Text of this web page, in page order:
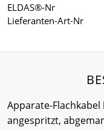
ELDAS®-Nr
Lieferanten-Art-Nr
Apparate-Flachkabel
angespritzt,